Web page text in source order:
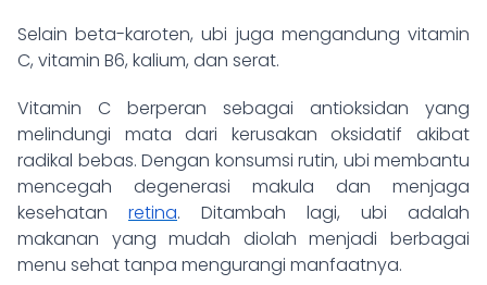
Selain beta-karoten, ubi juga mengandung vitamin
C, vitamin B6, kalium, dan serat.
Vitamin C berperan sebagai antioksidan yang
melindungi mata dari kerusakan oksidatif akibat
radikal bebas. Dengan konsumsi rutin, ubi membantu
mencegah degenerasi makula dan menjaga
kesehatan retina. Ditambah lagi, ubi adalah
makanan yang mudah diolah menjadi berbagai
menu sehat tanpa mengurangi manfaatnya.